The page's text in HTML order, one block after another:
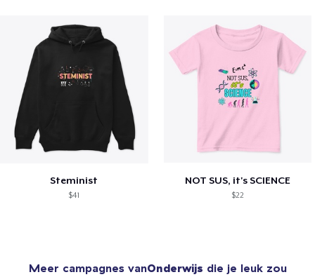
Steminist
$41
NOT SUS, it's SCIENCE
$22
Meer campagnes vanOnderwijs die je leuk zou